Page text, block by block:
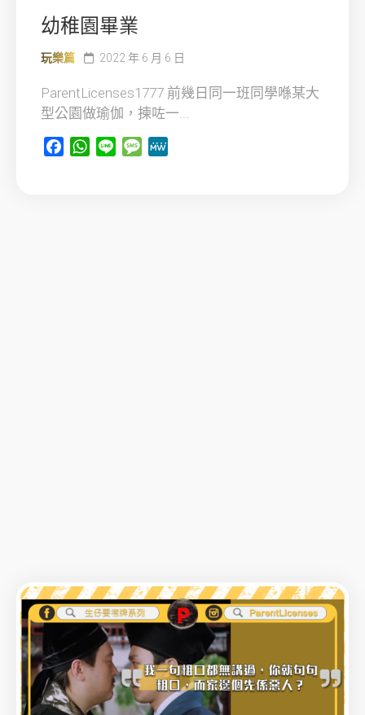
幼稚園畢業
玩樂篇 2022 年 6 月 6 日
ParentLicenses1777 前幾日同一班同學喺某大
型公園做瑜伽，揀咗一...
FacebookWhatsApp
Line Message